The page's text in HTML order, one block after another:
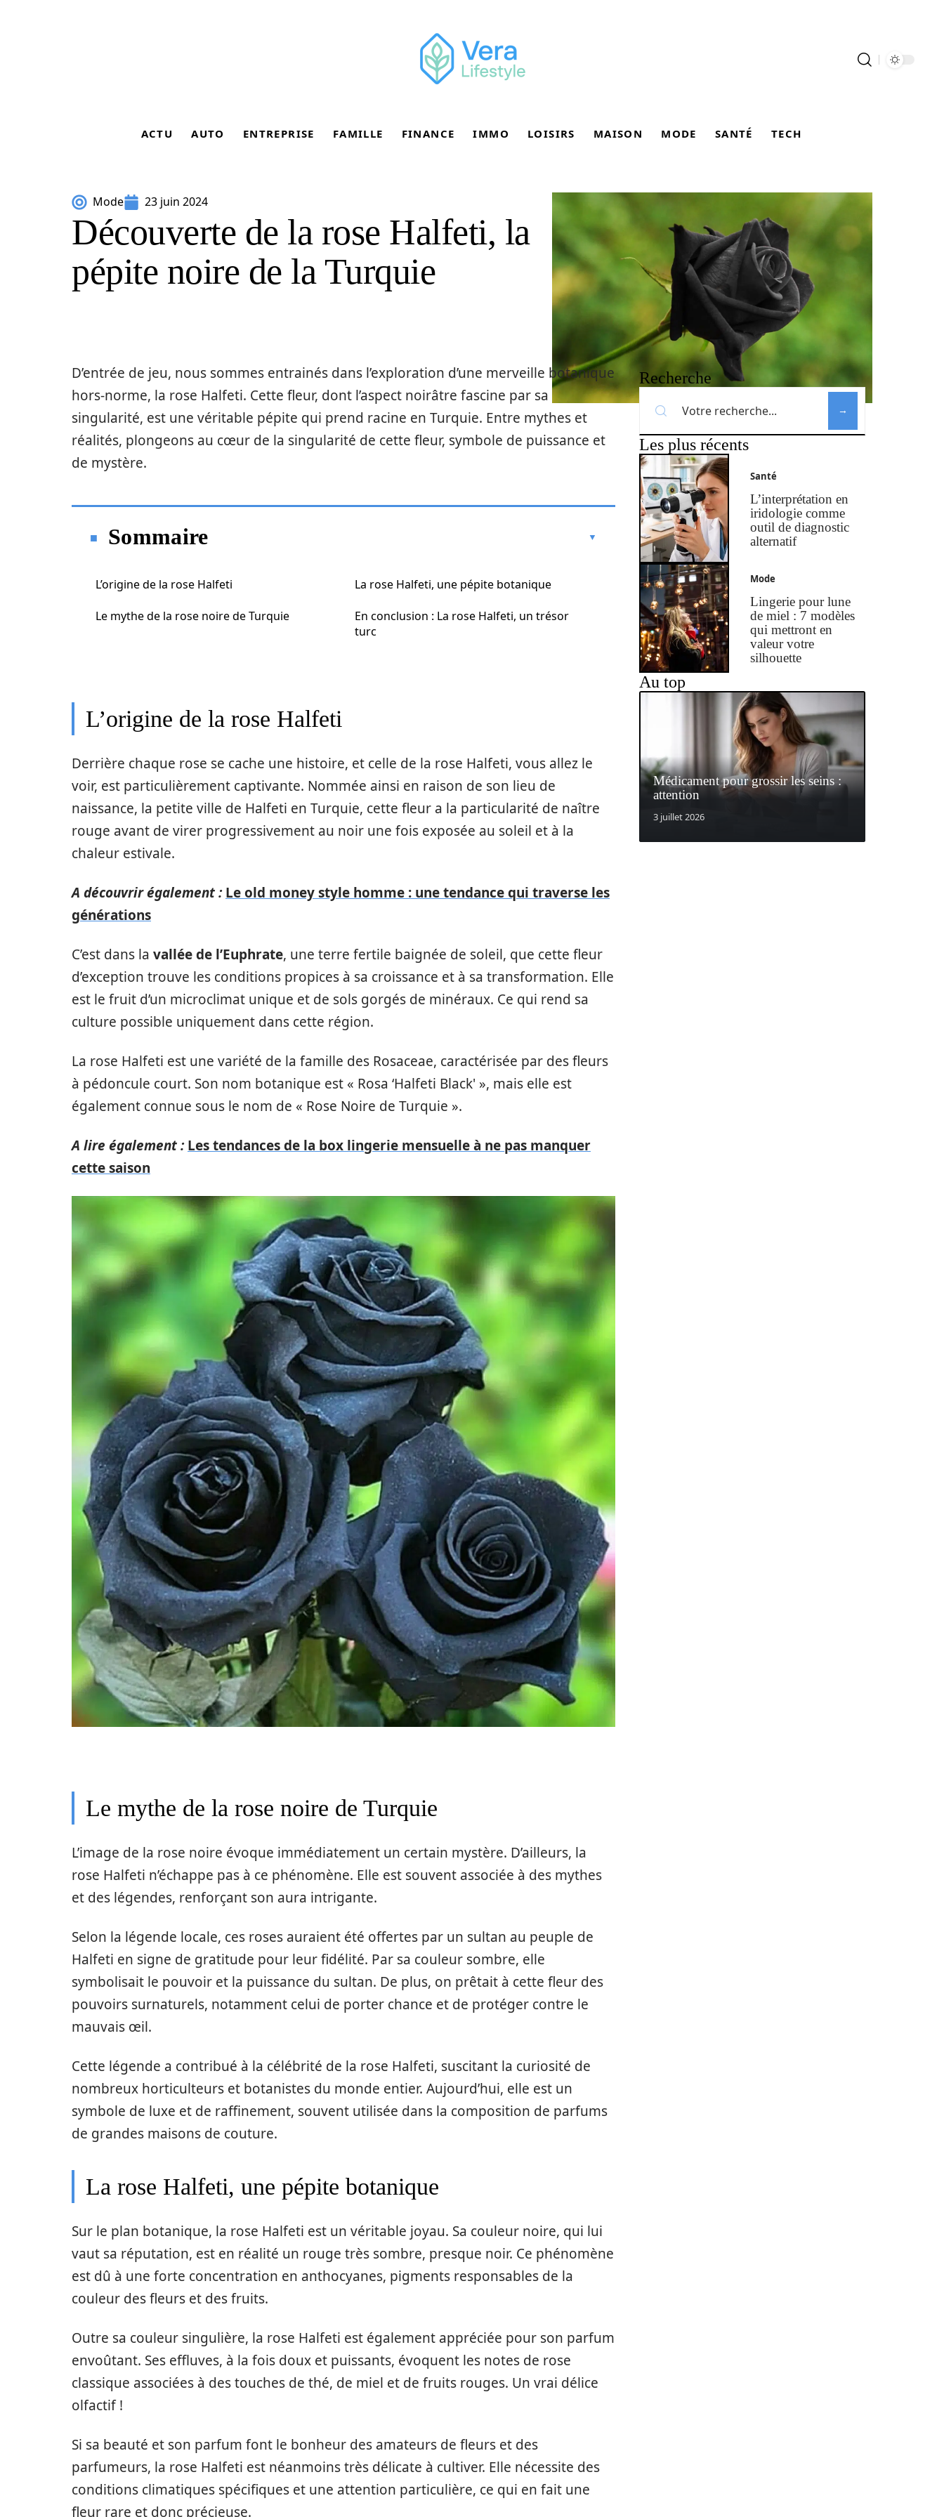
ACTU AUTO ENTREPRISE FAMILLE FINANCE IMMO LOISIRS MAISON MODE SANTÉ TECH
Mode 23 juin 2024
Découverte de la rose Halfeti, la
pépite noire de la Turquie
D’entrée de jeu, nous sommes entrainés dans l’exploration d’une merveille botanique
hors-norme, la rose Halfeti. Cette fleur, dont l’aspect noirâtre fascine par sa
singularité, est une véritable pépite qui prend racine en Turquie. Entre mythes et
réalités, plongeons au cœur de la singularité de cette fleur, symbole de puissance et
de mystère.
Sommaire
L’origine de la rose Halfeti
Le mythe de la rose noire de Turquie
La rose Halfeti, une pépite botanique
En conclusion : La rose Halfeti, un trésor
turc
L’origine de la rose Halfeti
Derrière chaque rose se cache une histoire, et celle de la rose Halfeti, vous allez le
voir, est particulièrement captivante. Nommée ainsi en raison de son lieu de
naissance, la petite ville de Halfeti en Turquie, cette fleur a la particularité de naître
rouge avant de virer progressivement au noir une fois exposée au soleil et à la
chaleur estivale.
A découvrir également : Le old money style homme : une tendance qui traverse les
générations
C’est dans la vallée de l’Euphrate, une terre fertile baignée de soleil, que cette fleur
d’exception trouve les conditions propices à sa croissance et à sa transformation. Elle
est le fruit d’un microclimat unique et de sols gorgés de minéraux. Ce qui rend sa
culture possible uniquement dans cette région.
La rose Halfeti est une variété de la famille des Rosaceae, caractérisée par des fleurs
à pédoncule court. Son nom botanique est « Rosa ‘Halfeti Black' », mais elle est
également connue sous le nom de « Rose Noire de Turquie ».
A lire également : Les tendances de la box lingerie mensuelle à ne pas manquer
cette saison
Le mythe de la rose noire de Turquie
L’image de la rose noire évoque immédiatement un certain mystère. D’ailleurs, la
rose Halfeti n’échappe pas à ce phénomène. Elle est souvent associée à des mythes
et des légendes, renforçant son aura intrigante.
Selon la légende locale, ces roses auraient été offertes par un sultan au peuple de
Halfeti en signe de gratitude pour leur fidélité. Par sa couleur sombre, elle
symbolisait le pouvoir et la puissance du sultan. De plus, on prêtait à cette fleur des
pouvoirs surnaturels, notamment celui de porter chance et de protéger contre le
mauvais œil.
Cette légende a contribué à la célébrité de la rose Halfeti, suscitant la curiosité de
nombreux horticulteurs et botanistes du monde entier. Aujourd’hui, elle est un
symbole de luxe et de raffinement, souvent utilisée dans la composition de parfums
de grandes maisons de couture.
La rose Halfeti, une pépite botanique
Sur le plan botanique, la rose Halfeti est un véritable joyau. Sa couleur noire, qui lui
vaut sa réputation, est en réalité un rouge très sombre, presque noir. Ce phénomène
est dû à une forte concentration en anthocyanes, pigments responsables de la
couleur des fleurs et des fruits.
Outre sa couleur singulière, la rose Halfeti est également appréciée pour son parfum
envoûtant. Ses effluves, à la fois doux et puissants, évoquent les notes de rose
classique associées à des touches de thé, de miel et de fruits rouges. Un vrai délice
olfactif !
Si sa beauté et son parfum font le bonheur des amateurs de fleurs et des
parfumeurs, la rose Halfeti est néanmoins très délicate à cultiver. Elle nécessite des
conditions climatiques spécifiques et une attention particulière, ce qui en fait une
fleur rare et donc précieuse.
Recherche
Les plus récents
Santé
L’interprétation en
iridologie comme
outil de diagnostic
alternatif
Mode
Lingerie pour lune
de miel : 7 modèles
qui mettront en
valeur votre
silhouette
Au top
Médicament pour grossir les seins :
attention
3 juillet 2026